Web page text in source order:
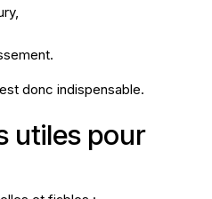
donc indispensable.
utiles pour